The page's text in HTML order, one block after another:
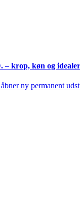
– krop, køn og idealer
ny permanent